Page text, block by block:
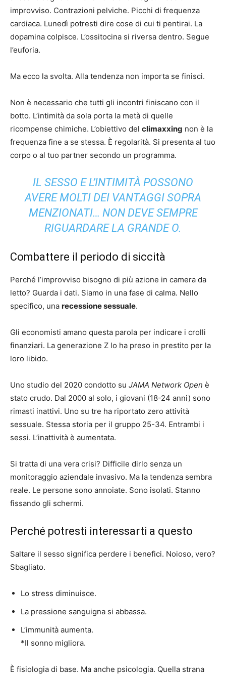
improvviso. Contrazioni pelviche. Picchi di frequenza
cardiaca. Lunedì potresti dire cose di cui ti pentirai. La
dopamina colpisce. L’ossitocina si riversa dentro. Segue
l’euforia.
Ma ecco la svolta. Alla tendenza non importa se finisci.
Non è necessario che tutti gli incontri finiscano con il
botto. L’intimità da sola porta la metà di quelle
ricompense chimiche. L’obiettivo del climaxxing non è la
frequenza fine a se stessa. È regolarità. Si presenta al tuo
corpo o al tuo partner secondo un programma.
IL SESSO E L’INTIMITÀ POSSONO
AVERE MOLTI DEI VANTAGGI SOPRA
MENZIONATI… NON DEVE SEMPRE
RIGUARDARE LA GRANDE O.
Combattere il periodo di siccità
Perché l’improvviso bisogno di più azione in camera da
letto? Guarda i dati. Siamo in una fase di calma. Nello
specifico, una recessione sessuale.
Gli economisti amano questa parola per indicare i crolli
finanziari. La generazione Z lo ha preso in prestito per la
loro libido.
Uno studio del 2020 condotto su JAMA Network Open è
stato crudo. Dal 2000 al solo, i giovani (18-24 anni) sono
rimasti inattivi. Uno su tre ha riportato zero attività
sessuale. Stessa storia per il gruppo 25-34. Entrambi i
sessi. L’inattività è aumentata.
Si tratta di una vera crisi? Difficile dirlo senza un
monitoraggio aziendale invasivo. Ma la tendenza sembra
reale. Le persone sono annoiate. Sono isolati. Stanno
fissando gli schermi.
Perché potresti interessarti a questo
Saltare il sesso significa perdere i benefici. Noioso, vero?
Sbagliato.
Lo stress diminuisce.
La pressione sanguigna si abbassa.
L’immunità aumenta.
*Il sonno migliora.
È fisiologia di base. Ma anche psicologia. Quella strana